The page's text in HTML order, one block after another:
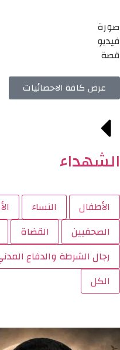
صورة
فيديو
قصة
عرض كافة الاحصائيات
الشهداء
الأطفال النساء
الصحفيين
القضاة
رجال الشرطة والدفاع
الكل